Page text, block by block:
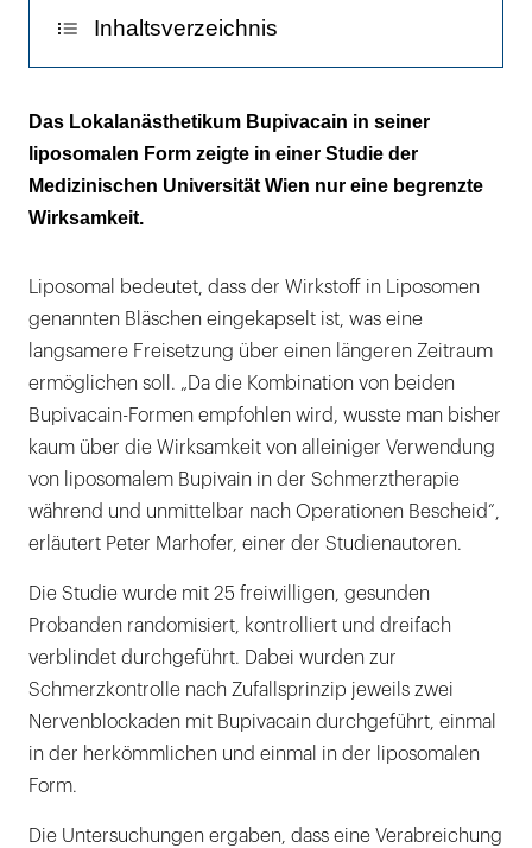
Inhaltsverzeichnis
Der Gebrauch in der Schmerztherapie
während und nach OPs kann nicht empfohlen
werden
Das Lokalanästhetikum Bupivacain in seiner
liposomalen Form zeigte in einer Studie der
Medizinischen Universität Wien nur eine begrenzte
Wirksamkeit.
Liposomal bedeutet, dass der Wirkstoff in Liposomen
genannten Bläschen eingekapselt ist, was eine
langsamere Freisetzung über einen längeren Zeitraum
ermöglichen soll. „Da die Kombination von beiden
Bupivacain-Formen empfohlen wird, wusste man bisher
kaum über die Wirksamkeit von alleiniger Verwendung
von liposomalem Bupivain in der Schmerztherapie
während und unmittelbar nach Operationen Bescheid“,
erläutert Peter Marhofer, einer der Studienautoren.
Die Studie wurde mit 25 freiwilligen, gesunden
Probanden randomisiert, kontrolliert und dreifach
verblindet durchgeführt. Dabei wurden zur
Schmerzkontrolle nach Zufallsprinzip jeweils zwei
Nervenblockaden mit Bupivacain durchgeführt, einmal
in der herkömmlichen und einmal in der liposomalen
Form.
Die Untersuchungen ergaben, dass eine Verabreichung